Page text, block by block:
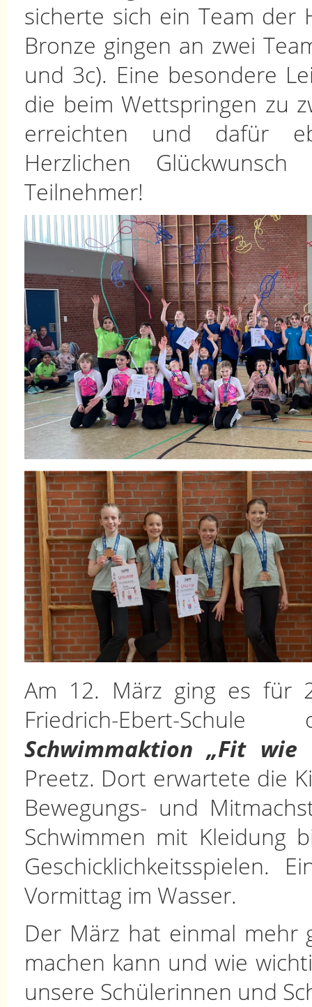
sicherte sich ein Team der
Bronze gingen an zwei
und 3c). Eine besondere
die beim Wettspringen zu
erreichten und dafür
Herzlichen
Teilnehmer!
Am 12. März ging es für
Friedrich-Ebert-
Schwimmaktion „Fit wie
Preetz. Dort erwartete die
Bewegungs- und
Schwimmen mit Kleidung
Geschicklichkeitsspielen.
Vormittag im Wasser.
Der März hat einmal mehr
machen kann und wie
unsere Schülerinnen und